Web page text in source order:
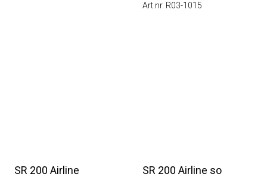
Art.nr. R03-1015
SR 200 Airline
SR 200 Airline so